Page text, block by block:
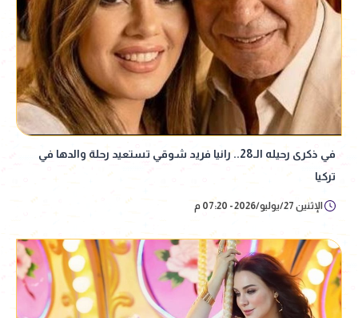
في ذكرى رحيله الـ28.. رانيا فريد شوقي تستعيد رحلة والدها في
تركيا
الإثنين 27/يوليو/2026 - 07:20 م